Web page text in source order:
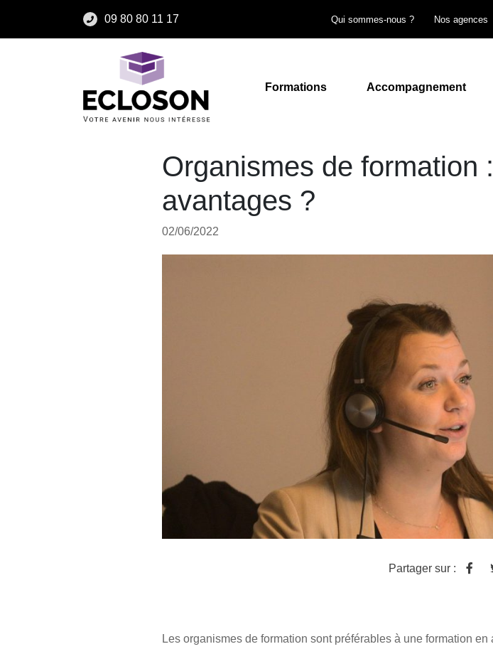
09 80 80 11 17 Qui sommes-nous ? Nos agences
Formations Accompagnement
Organismes de formation
avantages ?
02/06/2022
Partager sur :
Les organismes de formation sont préférables à une formation